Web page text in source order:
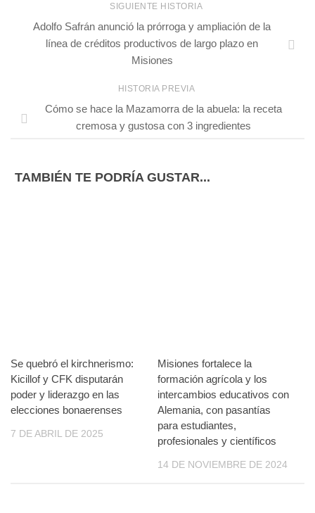
SIGUIENTE HISTORIA
Adolfo Safrán anunció la prórroga y ampliación de la
línea de créditos productivos de largo plazo en
Misiones
HISTORIA PREVIA
Cómo se hace la Mazamorra de la abuela: la receta
cremosa y gustosa con 3 ingredientes
TAMBIÉN TE PODRÍA GUSTAR...
Se quebró el kirchnerismo:
Kicillof y CFK disputarán
poder y liderazgo en las
elecciones bonaerenses
7 DE ABRIL DE 2025
Misiones fortalece la
formación agrícola y los
intercambios educativos con
Alemania, con pasantías
para estudiantes,
profesionales y científicos
14 DE NOVIEMBRE DE 2024